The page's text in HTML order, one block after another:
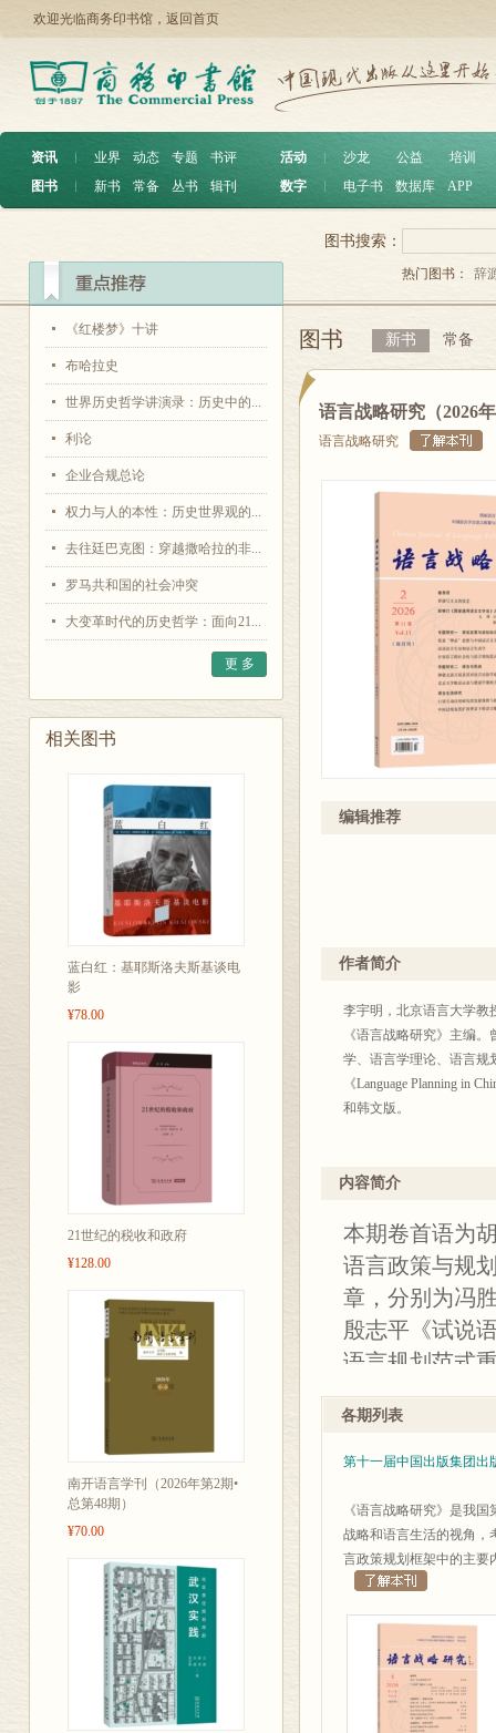
欢迎光临商务印书馆， 返回首页
资讯 ︱ 业界 动态 专题
书评
图书
︱ 新书 常备 丛书 辑刊
活动 沙龙 公益
培训
数字
电子书 数据库 APP
《红楼梦》十讲
布哈拉史
世界历史哲学讲演录：历史中的...
利论
企业合规总论
权力与人的本性：历史世界观的...
去往廷巴克图：穿越撒哈拉的非...
罗马共和国的社会冲突
大变革时代的历史哲学：面向21...
更 多
相关图书
蓝白红：基耶斯洛夫斯基谈电
影
¥78.00
21世纪的税收和政府
¥128.00
南开语言学刊（2026年第2期•
总第48期）
¥70.00
图书搜索：
热门图书： 辞
图书 新书 常备
语言战略研究（2026
语言战略研究
编辑推荐
作者简介
李宇明，北京语言大学教
《语言战略研究》主编
学、语言学理论、语言规
《Language Planning in
和韩文版。
内容简介
本期卷首语为
语言政策与规
章，分别为冯
殷志平《试说
语言规划范式
探讨。专题二
领》，李国太
对语言与民俗
容背景下的语
问题。2025年
法》由第十四
2026年1月1日
为此，本期邀
纪念《国务院
的开端。
各期列表
第十一届中国出版集团出
《语言战略研究》是我
战略和语言生活的视角，
言政策规划框架中的主要